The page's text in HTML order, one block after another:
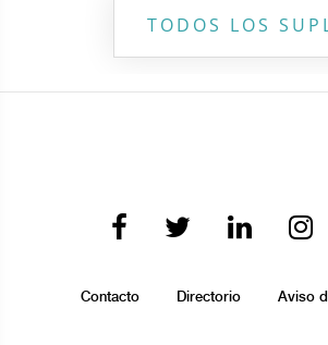
TODOS LOS
Contacto Directorio Aviso